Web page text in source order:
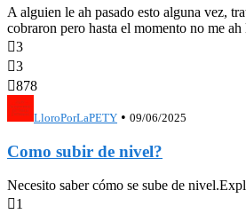
A alguien le ah pasado esto alguna vez,
cobraron pero hasta el momento no me
3
3
878
LloroPorLaPETY • 09/06/2025
Como subir de nivel?
Necesito saber cómo se sube de
1